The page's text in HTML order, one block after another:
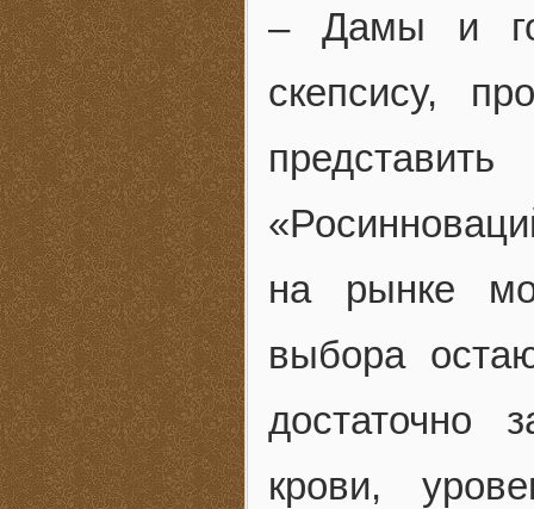
– Дамы и
скепсису,
на рынке
выбора
достаточно
крови,